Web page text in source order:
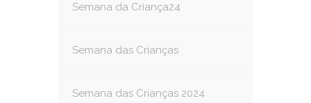
Semana da Criança24
Semana das Crianças
Semana das Crianças 2024